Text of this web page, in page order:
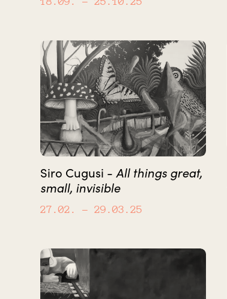
Siro Cugusi -All things great,
small, invisible
27.02. – 29.03.25